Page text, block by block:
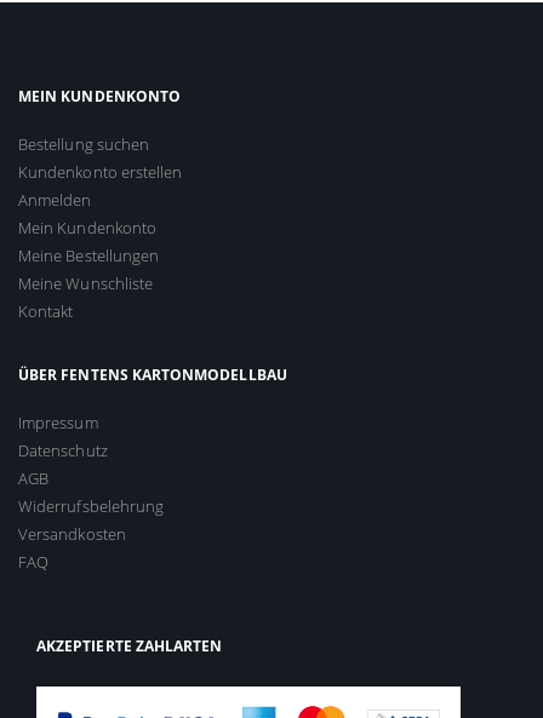
MEIN KUNDENKONTO
Bestellung suchen
Kundenkonto erstellen
Anmelden
Mein Kundenkonto
Meine Bestellungen
Meine Wunschliste
Kontakt
ÜBER FENTENS KARTONMODELLBAU
Impressum
Datenschutz
AGB
Widerrufsbelehrung
Versandkosten
FAQ
AKZEPTIERTE ZAHLARTEN